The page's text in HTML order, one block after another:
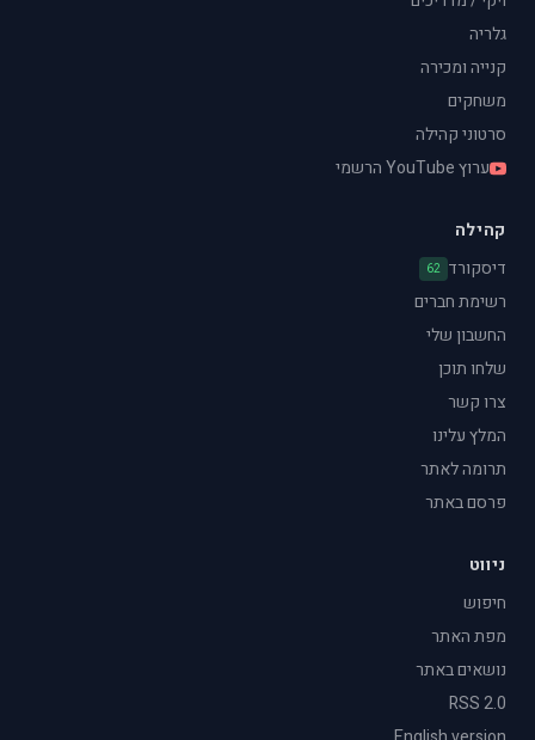
גלריה
קנייה ומכירה
משחקים
סרטוני קהילה
ערוץ YouTube הרשמי
קהילה
דיסקורד 62
רשימת חברים
החשבון שלי
שלחו תוכן
צרו קשר
המלץ עלינו
תרומה לאתר
פרסם באתר
ניווט
חיפוש
מפת האתר
נושאים באתר
RSS 2.0